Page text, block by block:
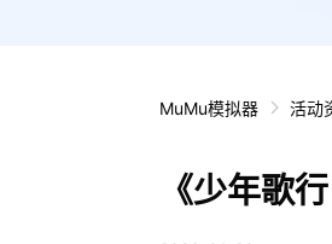
MuMu模拟器 活动
《少年歌